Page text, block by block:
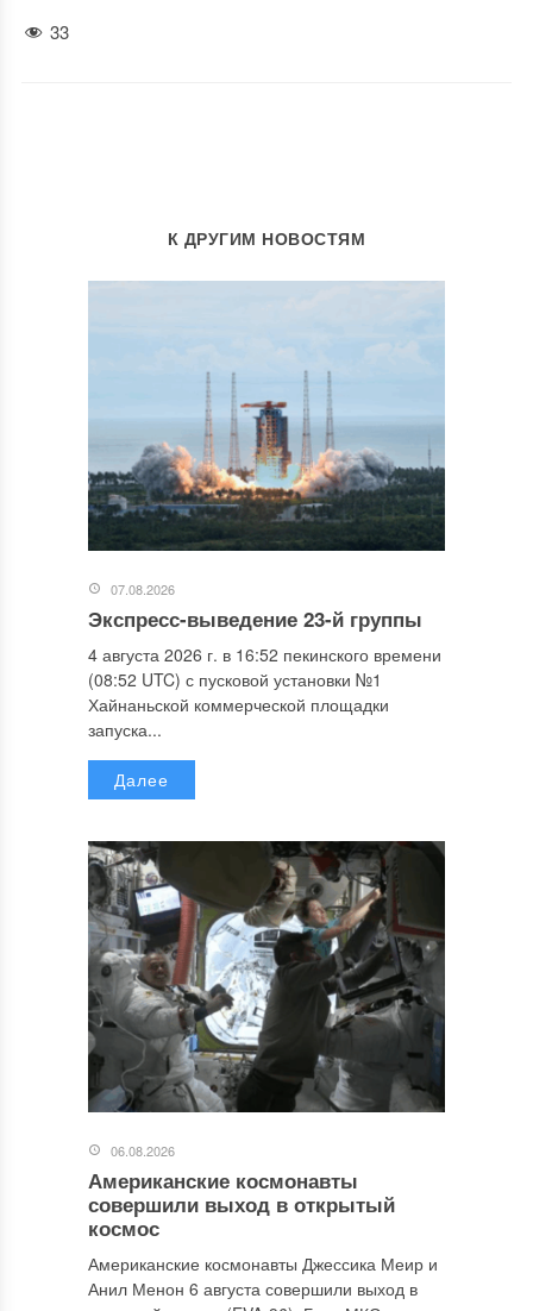
33
К ДРУГИМ НОВОСТЯМ
07.08.2026
Экспресс-выведение 23-й группы
4 августа 2026 г. в 16:52 пекинского времени
(08:52 UTC) с пусковой установки №1
Хайнаньской коммерческой площадки
запуска...
Далее
06.08.2026
Американские космонавты
совершили выход в открытый
космос
Американские космонавты Джессика Меир и
Анил Менон 6 августа совершили выход в